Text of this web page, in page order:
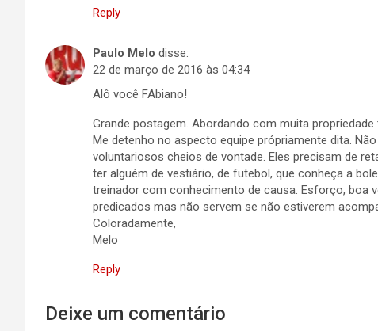
Reply
Paulo Melo disse:
22 de março de 2016 às 04:34
Alô você FAbiano!
Grande postagem. Abordando com muita
Me detenho no aspecto equipe própriamente dita.
voluntariosos cheios de vontade. Eles precisam de
ter alguém de vestiário, de futebol, que conheça a
treinador com conhecimento de causa. Esforço, boa
predicados mas não servem se não estiverem
Coloradamente,
Melo
Reply
Deixe um comentário